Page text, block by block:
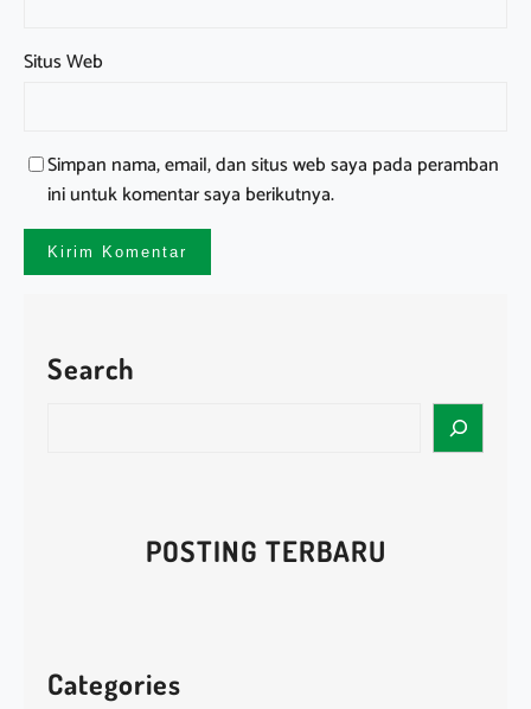
Situs Web
Simpan nama, email, dan situs web saya pada peramban
ini untuk komentar saya berikutnya.
Search
POSTING TERBARU
Categories